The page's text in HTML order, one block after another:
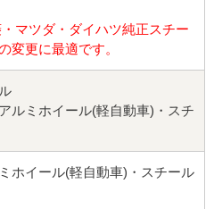
マツダ・ダイハツ純正スチー
変更に最適です。
ルミホイール(軽自動車)・スチ
ホイール(軽自動車)・スチール